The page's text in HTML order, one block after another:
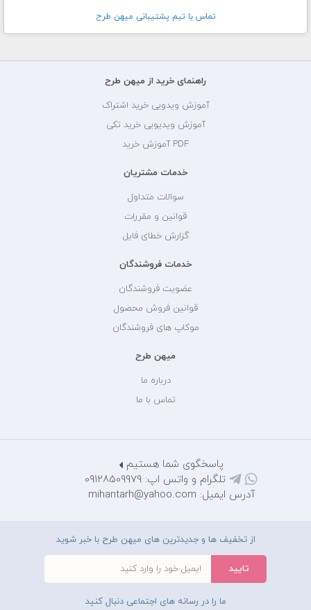
تماس با تيم پشتيبانی ميهن طرح
راهنمای خرید از میهن طرح
آموزش ویدویی خرید اشتراک
آموزش ویدیویی خرید تکی
PDF آموزش خرید
خدمات مشتریان
سوالات متداول
قوانین و مقررات
گزارش خطای فایل
خدمات فروشندگان
عضویت فروشندگان
قوانین فروش محصول
موکاپ های فروشندگان
میهن طرح
درباره ما
تماس با ما
پاسخگوی شما هستیم
تلگرام و واتس اپ: 09128509979
آدرس ایمیل: mihantarh@yahoo.com
از تخفیف ها و جدیدترین های میهن طرح با خبر شوید
ما را در رسانه های اجتماعی دنبال کنید